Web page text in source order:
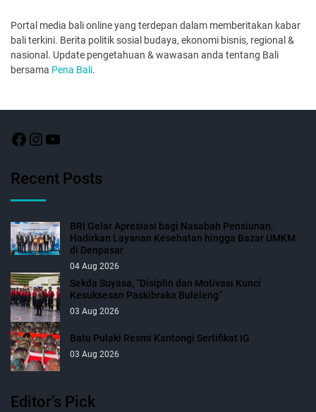
Portal media bali online yang terdepan dalam memberitakan kabar
bali terkini. Berita politik sosial budaya, ekonomi bisnis, regional &
nasional. Update pengetahuan & wawasan anda tentang Bali
bersama Pena Bali.
Recent Posts
BRI Gelar Apresiasi bagi Nasabah Pensiunan,
Hadirkan Layanan Kesehatan hingga Bazar UMKM
di Denpasar
04 Aug 2026
Sekda Suyasa, “Disiplin dan Motivasi Kunci
Kesuksesan Paskibraka Buleleng”
03 Aug 2026
Batu Pulaki Resmi Kantongi Sertifikat IG
03 Aug 2026
Editor’s Pick